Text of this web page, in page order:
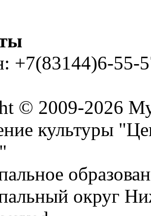
+7(83144)6-55-
© 2009-2026
культуры
округ